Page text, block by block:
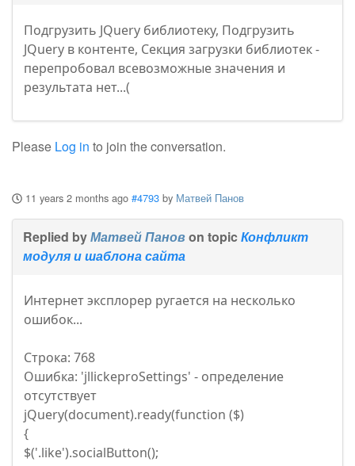
Подгрузить JQuery библиотеку, Подгрузить
JQuery в контенте, Секция загрузки библиотек -
перепробовал всевозможные значения и
результата нет...(
Please Log in to join the conversation.
11 years 2 months ago #4793 by Матвей Панов
Replied byМатвей Пановon topic Конфликт
модуля и шаблона сайта
Интернет эксплорер ругается на несколько
ошибок...
Строка: 768
Ошибка: 'jllickeproSettings' - определение
отсутствует
jQuery(document).ready(function ($)
{
$('.like').socialButton();